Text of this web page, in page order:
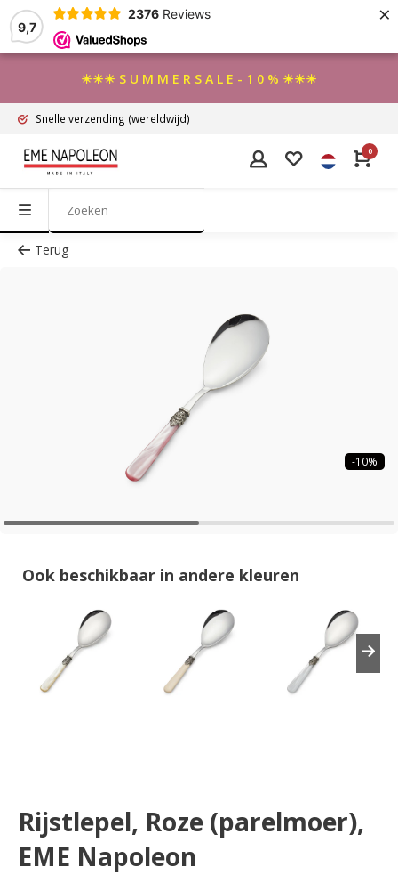
9,7
2376 Reviews ×
☀☀☀ S U M M E R S A L E - 1 0 % ☀☀☀
Snelle verzending (wereldwijd)
0
Terug
-10%
Ook beschikbaar in andere kleuren
Rijstlepel, Roze (parelmoer),
EME Napoleon